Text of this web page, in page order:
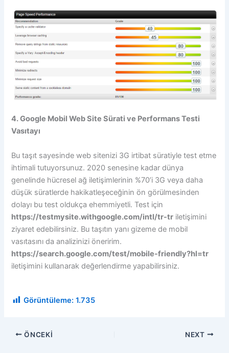
4. Google Mobil Web Site Sürati ve Performans Testi
Vasıtayı
Bu taşıt sayesinde web sitenizi 3G irtibat süratiyle test etme
ihtimali tutuyorsunuz. 2020 senesine kadar dünya
genelinde hücresel ağ iletişimlerinin %70’i 3G veya daha
düşük süratlerde hakikatleşeceğinin ön görülmesinden
dolayı bu test oldukça ehemmiyetli. Test için
https://testmysite.withgoogle.com/intl/tr-tr iletişimini
ziyaret edebilirsiniz. Bu taşıtın yanı gizeme de mobil
vasıtasını da analizinizi öneririm.
https://search.google.com/test/mobile-friendly?hl=tr
iletişimini kullanarak değerlendirme yapabilirsiniz.
Görüntüleme: 1.735
ÖNCEKI NEXT